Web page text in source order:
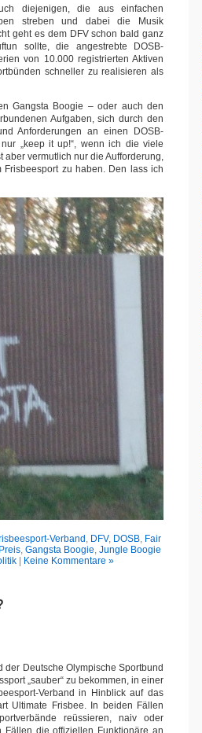
diejenigen, die aus einfachen
streben und dabei die Musik
geht es dem DFV schon bald ganz
sollte, die angestrebte DOSB-
von 10.000 registrierten Aktiven
schneller zu realisieren als
Gangsta Boogie – oder auch den
Aufgaben, sich durch den
Anforderungen an einen DOSB-
„keep it up!“, wenn ich die viele
aber vermutlich nur die Aufforderung,
zu haben. Den lass ich
Verband DFV, DOSB Fair
Gangsta Boogie Jungle Boogie
| Keine Kommentare »
der Deutsche Olympische Sportbund
„sauber“ zu bekommen, in einer
Verband in Hinblick auf das
Ultimate Frisbee. In beiden Fällen
reüssieren, naiv oder
die offiziellen Funktionäre an